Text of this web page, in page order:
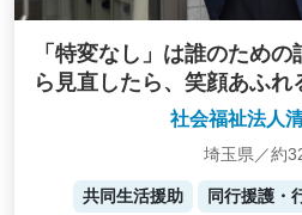
「特変なし」は誰のため
ら見直したら、笑顔あふれ
社会福祉法人
埼玉県／約
共同生活援助 同行援護・